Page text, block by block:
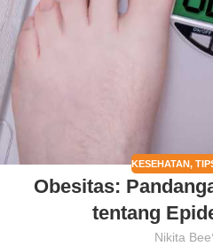
KESEHATAN,
Obesitas:
tentang
Nikita Bee